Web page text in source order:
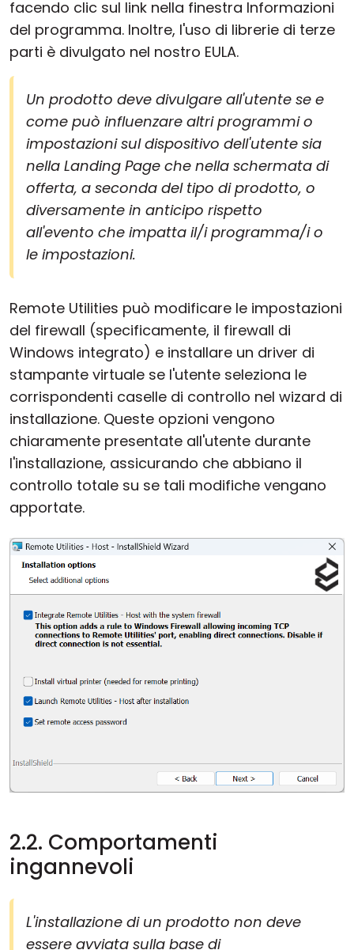
facendo clic sul link nella finestra Informazioni
del programma. Inoltre, l'uso di librerie di terze
parti è divulgato nel nostro EULA.
Un prodotto deve divulgare all'utente se e
come può influenzare altri programmi o
impostazioni sul dispositivo dell'utente sia
nella Landing Page che nella schermata di
offerta, a seconda del tipo di prodotto, o
diversamente in anticipo rispetto
all'evento che impatta il/i programma/i o
le impostazioni.
Remote Utilities può modificare le impostazioni
del firewall (specificamente, il firewall di
Windows integrato) e installare un driver di
stampante virtuale se l'utente seleziona le
corrispondenti caselle di controllo nel wizard di
installazione. Queste opzioni vengono
chiaramente presentate all'utente durante
l'installazione, assicurando che abbiano il
controllo totale su se tali modifiche vengano
apportate.
2.2. Comportamenti
ingannevoli
L'installazione di un prodotto non deve
essere avviata sulla base di